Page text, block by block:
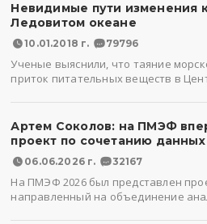
Невидимые пути изменения
Ледовитом океане
10.01.2018 г. 79796
Ученые выяснили, что таяние
приток питательных веществ в
Артем Соколов: на ПМЭФ
проект по сочетанию данных
06.06.2026 г. 32167
На ПМЭФ 2026 был представлен
направленный на объединение